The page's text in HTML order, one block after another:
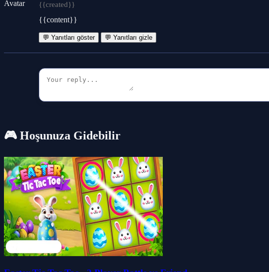
{{created}}
{{content}}
💬 Yanıtları göster 💬 Yanıtları gizle
🎮 Hoşunuza Gidebilir